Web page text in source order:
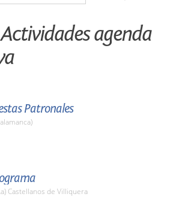
agenda
Patronales
Castellanos de Villiquera